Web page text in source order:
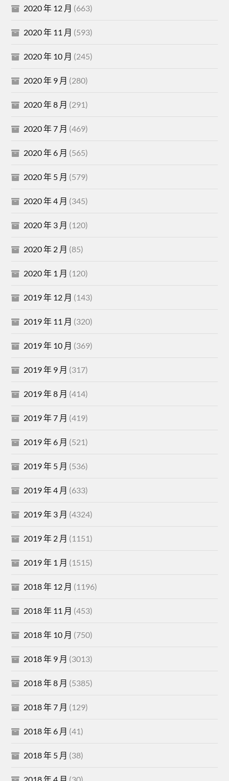
2020 年 12 月 (663)
2020 年 11 月 (593)
2020 年 10 月 (245)
2020 年 9 月 (280)
2020 年 8 月 (291)
2020 年 7 月 (469)
2020 年 6 月 (565)
2020 年 5 月 (579)
2020 年 4 月 (345)
2020 年 3 月 (120)
2020 年 2 月 (85)
2020 年 1 月 (120)
2019 年 12 月 (143)
2019 年 11 月 (320)
2019 年 10 月 (369)
2019 年 9 月 (317)
2019 年 8 月 (414)
2019 年 7 月 (419)
2019 年 6 月 (521)
2019 年 5 月 (536)
2019 年 4 月 (633)
2019 年 3 月 (4324)
2019 年 2 月 (1151)
2019 年 1 月 (1515)
2018 年 12 月 (1196)
2018 年 11 月 (453)
2018 年 10 月 (750)
2018 年 9 月 (3013)
2018 年 8 月 (5385)
2018 年 7 月 (129)
2018 年 6 月 (41)
2018 年 5 月 (38)